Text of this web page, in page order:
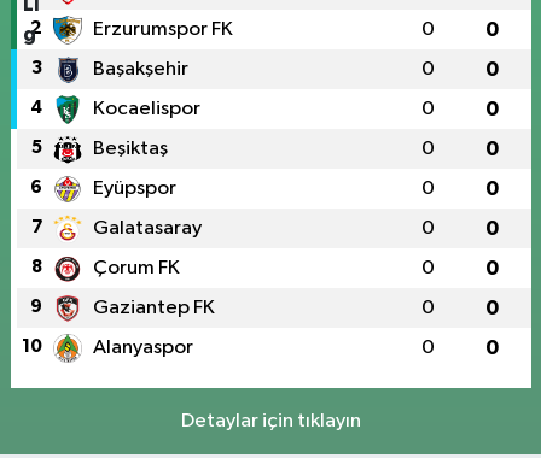
2 Erzurumspor FK 0 0
3 Başakşehir 0 0
4 Kocaelispor 0 0
5 Beşiktaş 0 0
6 Eyüpspor 0 0
7 Galatasaray 0 0
8 Çorum FK 0 0
9 Gaziantep FK 0 0
10 Alanyaspor 0 0
Detaylar için tıklayın